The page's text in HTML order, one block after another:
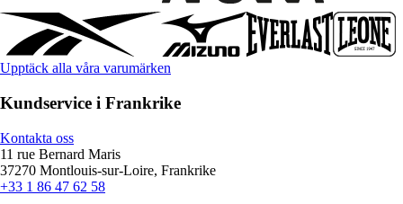
Upptäck alla våra varumärken
Kundservice i Frankrike
Kontakta oss
11 rue Bernard Maris
37270 Montlouis-sur-Loire, Frankrike
+33 1 86 47 62 58